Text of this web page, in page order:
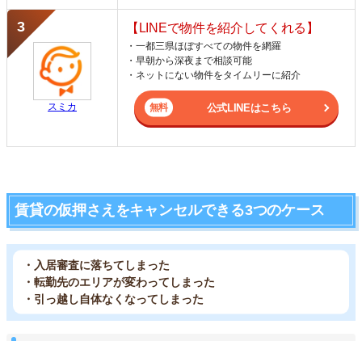
スミカ
【LINEで物件を紹介してくれる】
・一都三県ほぼすべての物件を網羅
・早朝から深夜まで相談可能
・ネットにない物件をタイムリーに紹介
公式LINEはこちら
賃貸の仮押さえをキャンセルできる3つのケース
・入居審査に落ちてしまった
・転勤先のエリアが変わってしまった
・引っ越し自体なくなってしまった